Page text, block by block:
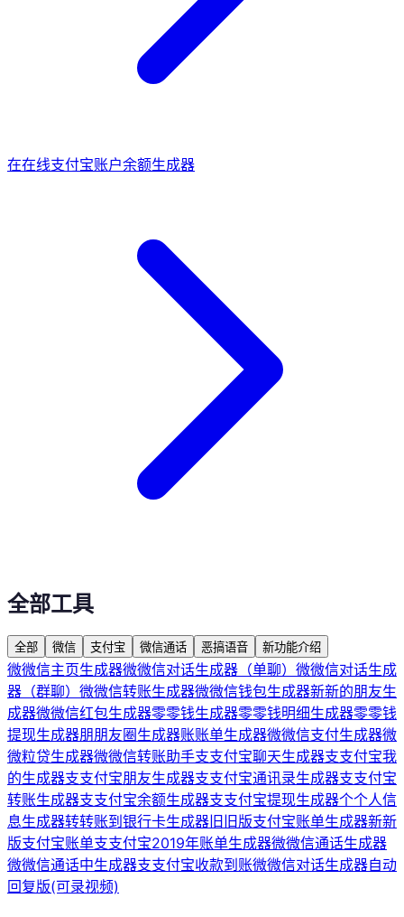
在在线支付宝账户余额生成器
全部工具
全部 微信 支付宝 微信通话 恶搞语音 新功能介绍
微微信主页生成器微微信对话生成器（单聊） 微微信对话生成
器（群聊） 微微信转账生成器微微信钱包生成器新新的朋友生
成器微微信红包生成器零零钱生成器零零钱明细生成器零零钱
提现生成器朋朋友圈生成器账账单生成器微微信支付生成器微
微粒贷生成器微微信转账助手支支付宝聊天生成器支支付宝我
的生成器支支付宝朋友生成器支支付宝通讯录生成器支支付宝
转账生成器支支付宝余额生成器支支付宝提现生成器个个人信
息生成器转转账到银行卡生成器 旧 旧版支付宝账单生成器新新
版支付宝账单支支付宝2019年账单生成器微微信通话生成器
微微信通话中生成器支支付宝收款到账微微信对话生成器自动
回复版(可录视频)